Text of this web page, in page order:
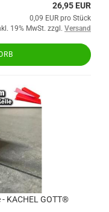
26,95 EUR
0,09 EUR pro Stück
19% MwSt. zzgl. Versand
KACHEL GOTT®